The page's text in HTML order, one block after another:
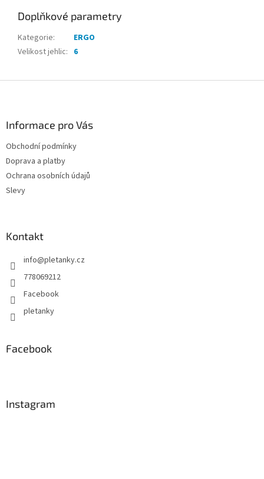
Doplňkové parametry
Kategorie:
ERGO
Velikost jehlic: 6
Informace pro Vás
Obchodní podmínky
Doprava a platby
Ochrana osobních údajů
Slevy
Kontakt
info@pletanky.cz
778069212
Facebook
pletanky
Facebook
Instagram